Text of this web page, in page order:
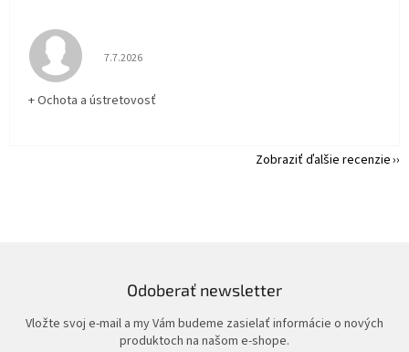
Hodnotenie obchodu je 5 z 5 hviezdičiek.
7.7.2026
+ Ochota a ústretovosť
Zobraziť ďalšie recenzie
Odoberať newsletter
Vložte svoj e-mail a my Vám budeme zasielať informácie o nových
produktoch na našom e-shope.